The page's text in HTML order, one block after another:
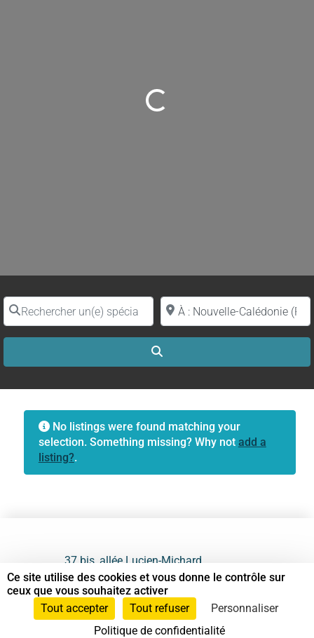
Loading...
Rechercher un(e) spécialiste par nomProche de (ville ou région)
No listings were found matching your
selection. Something missing? Why not add a
listing?.
37 bis, allée Lucien-Michard
93190 Livry-Gargan
06 61 87 28 09
Ce site utilise des cookies et vous donne le contrôle sur
ceux que vous souhaitez activer
Tout accepter
Tout refuser
Personnaliser
Politique de confidentialité